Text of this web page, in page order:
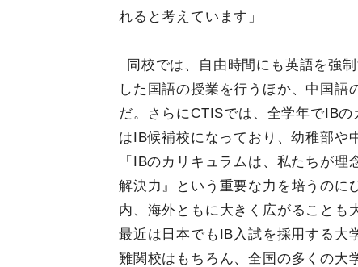
れると考えています」
同校では、自由時間にも英語を強
した国語の授業を行うほか、中国語
だ。さらにCTISでは、全学年でIB
はIB候補校になっており、幼稚部や
「IBのカリキュラムは、私たちが
解決力』という重要な力を培うのに
内、海外ともに大きく広がることも
最近は日本でもIB入試を採用する大
難関校はもちろん、全国の多くの大